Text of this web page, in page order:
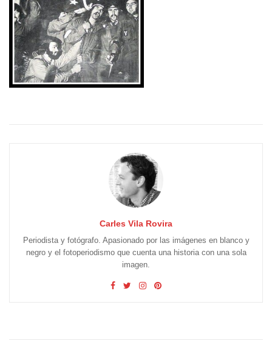
Carles Vila Rovira
Periodista y fotógrafo. Apasionado por las imágenes en blanco y
negro y el fotoperiodismo que cuenta una historia con una sola
imagen.